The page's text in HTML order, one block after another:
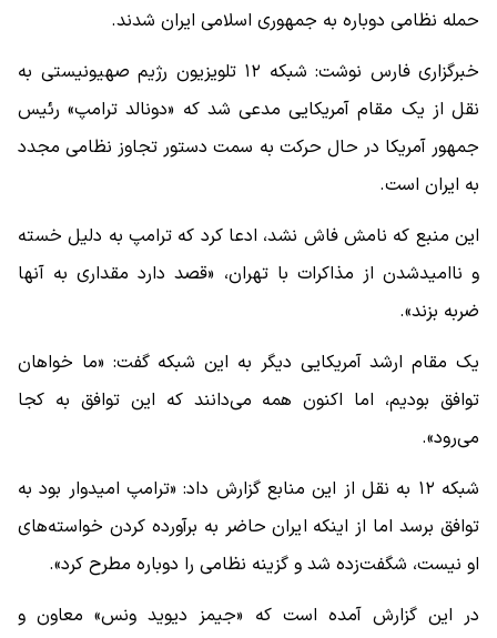
حمله نظامی دوباره به جمهوری اسلامی ایران شدند.
خبرگزاری فارس نوشت: شبکه ۱۲ تلویزیون رژیم صهیونیستی به
نقل از یک مقام آمریکایی مدعی شد که «دونالد ترامپ» رئیس
جمهور آمریکا در حال حرکت به سمت دستور تجاوز نظامی مجدد
به ایران است.
این منبع که نامش فاش نشد، ادعا کرد که ترامپ به دلیل خسته
و ناامیدشدن از مذاکرات با تهران، «قصد دارد مقداری به آنها
ضربه بزند».
یک مقام ارشد آمریکایی دیگر به این شبکه گفت: «ما خواهان
توافق بودیم، اما اکنون همه می‌دانند که این توافق به کجا
می‌رود».
شبکه ۱۲ به نقل از این منابع گزارش داد:‌ «ترامپ امیدوار بود به
توافق برسد اما از اینکه ایران حاضر به برآورده کردن خواسته‌های
او نیست، شگفت‌زده شد و گزینه نظامی را دوباره مطرح کرد».
در این گزارش آمده است که «جیمز دیوید ونس» معاون و